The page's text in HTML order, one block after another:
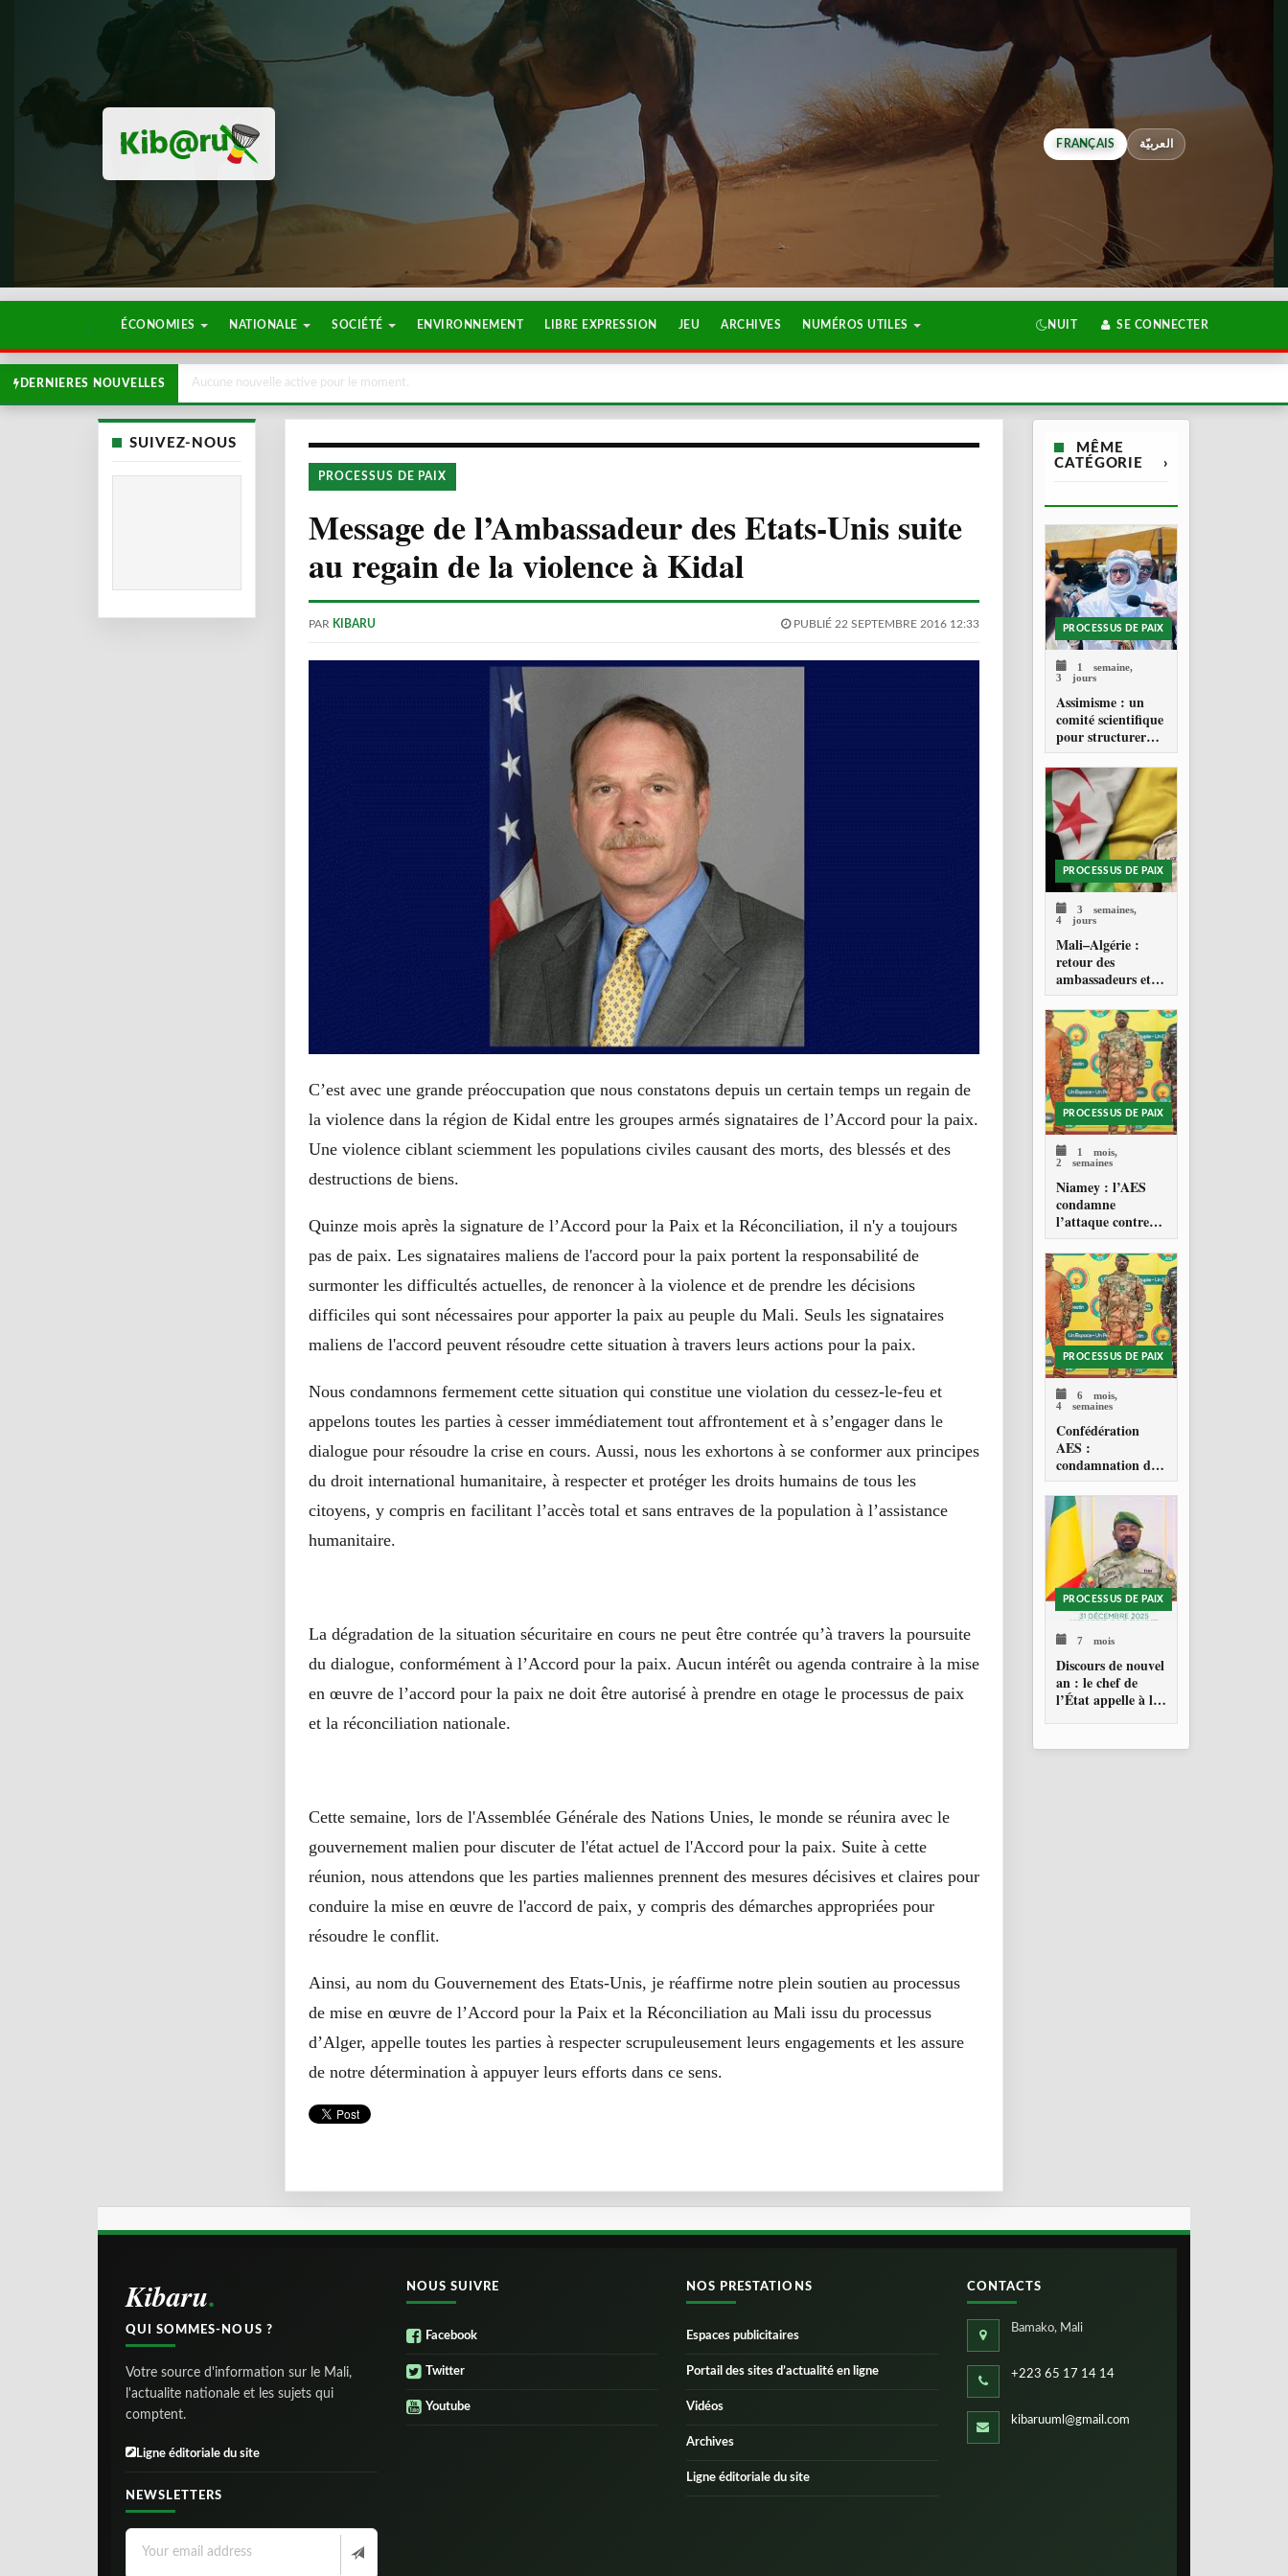
FRANÇAIS العربيّة
ÉCONOMIES NATIONALE SOCIÉTÉ ENVIRONNEMENT LIBRE EXPRESSION JEU ARCHIVES NUMÉROS UTILES NUIT SE CONNECTER
DERNIERES NOUVELLES Aucune nouvelle active pour le moment.
SUIVEZ-NOUS
PROCESSUS DE PAIX
Message de l’Ambassadeur des Etats-Unis suite
au regain de la violence à Kidal
PAR KIBARU PUBLIÉ 22 SEPTEMBRE 2016 12:33
C’est avec une grande préoccupation que nous constatons depuis un certain temps un regain de
la violence dans la région de Kidal entre les groupes armés signataires de l’Accord pour la paix.
Une violence ciblant sciemment les populations civiles causant des morts, des blessés et des
destructions de biens.
Quinze mois après la signature de l’Accord pour la Paix et la Réconciliation, il n'y a toujours
pas de paix. Les signataires maliens de l'accord pour la paix portent la responsabilité de
surmonter les difficultés actuelles, de renoncer à la violence et de prendre les décisions
difficiles qui sont nécessaires pour apporter la paix au peuple du Mali. Seuls les signataires
maliens de l'accord peuvent résoudre cette situation à travers leurs actions pour la paix.
Nous condamnons fermement cette situation qui constitue une violation du cessez-le-feu et
appelons toutes les parties à cesser immédiatement tout affrontement et à s’engager dans le
dialogue pour résoudre la crise en cours. Aussi, nous les exhortons à se conformer aux principes
du droit international humanitaire, à respecter et protéger les droits humains de tous les
citoyens, y compris en facilitant l’accès total et sans entraves de la population à l’assistance
humanitaire.
La dégradation de la situation sécuritaire en cours ne peut être contrée qu’à travers la poursuite
du dialogue, conformément à l’Accord pour la paix. Aucun intérêt ou agenda contraire à la mise
en œuvre de l’accord pour la paix ne doit être autorisé à prendre en otage le processus de paix
et la réconciliation nationale.
Cette semaine, lors de l'Assemblée Générale des Nations Unies, le monde se réunira avec le
gouvernement malien pour discuter de l'état actuel de l'Accord pour la paix. Suite à cette
réunion, nous attendons que les parties maliennes prennent des mesures décisives et claires pour
conduire la mise en œuvre de l'accord de paix, y compris des démarches appropriées pour
résoudre le conflit.
Ainsi, au nom du Gouvernement des Etats-Unis, je réaffirme notre plein soutien au processus
de mise en œuvre de l’Accord pour la Paix et la Réconciliation au Mali issu du processus
d’Alger, appelle toutes les parties à respecter scrupuleusement leurs engagements et les assure
de notre détermination à appuyer leurs efforts dans ce sens.
MÊME
CATÉGORIE
›
PROCESSUS DE PAIX
1 semaine,
3 jours
Assimisme : un
comité scientifique
pour structurer
une doctrine de la
refondation
PROCESSUS DE PAIX
3 semaines,
4 jours
Mali–Algérie :
retour des
ambassadeurs et
réouverture des
espaces aériens
PROCESSUS DE PAIX
1 mois,
2 semaines
Niamey : l’AES
condamne
l’attaque contre
l’aéroport Diori
Hamani
PROCESSUS DE PAIX
6 mois,
4 semaines
Confédération
AES :
condamnation de
l’action militaire
américaine au
Venezuela
PROCESSUS DE PAIX
7 mois
Discours de nouvel
an : le chef de
l’État appelle à la
Kibaru
QUI SOMMES-NOUS ?
Votre source d'information sur le Mali,
l'actualite nationale et les sujets qui
comptent.
Ligne éditoriale du site
NEWSLETTERS
NOUS SUIVRE
Facebook
Twitter
Youtube
NOS PRESTATIONS
Espaces publicitaires
Portail des sites d’actualité en ligne
Vidéos
Archives
Ligne éditoriale du site
CONTACTS
Bamako, Mali
+223 65 17 14 14
kibaruuml@gmail.com